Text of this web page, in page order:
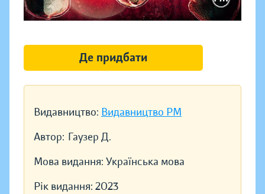
Видавництво: Видавництво РМ
Автор: Гаузер Д.
Мова видання: Українська мова
Рік видання: 2023
Де придбати